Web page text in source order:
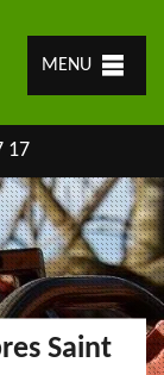
MENU
17
Saint